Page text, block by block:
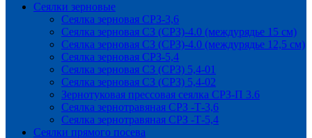
Сеялки зерновые
Сеялка зерновая СРЗ-3,6
Сеялка зерновая СЗ (СРЗ)-4.0 (междурядье 15 см)
Сеялка зерновая СЗ (СРЗ)-4.0 (междурядье 12,5 см)
Сеялка зерновая СРЗ-5,4
Сеялка зерновая СЗ (СРЗ) 5,4-01
Сеялка зерновая СЗ (СРЗ) 5,4-02
Зернотуковая прессовая сеялка СРЗ-П 3.6
Сеялка зернотравяная СРЗ -Т-3,6
Сеялка зернотравяная СРЗ -Т-5,4
Сеялки прямого посева